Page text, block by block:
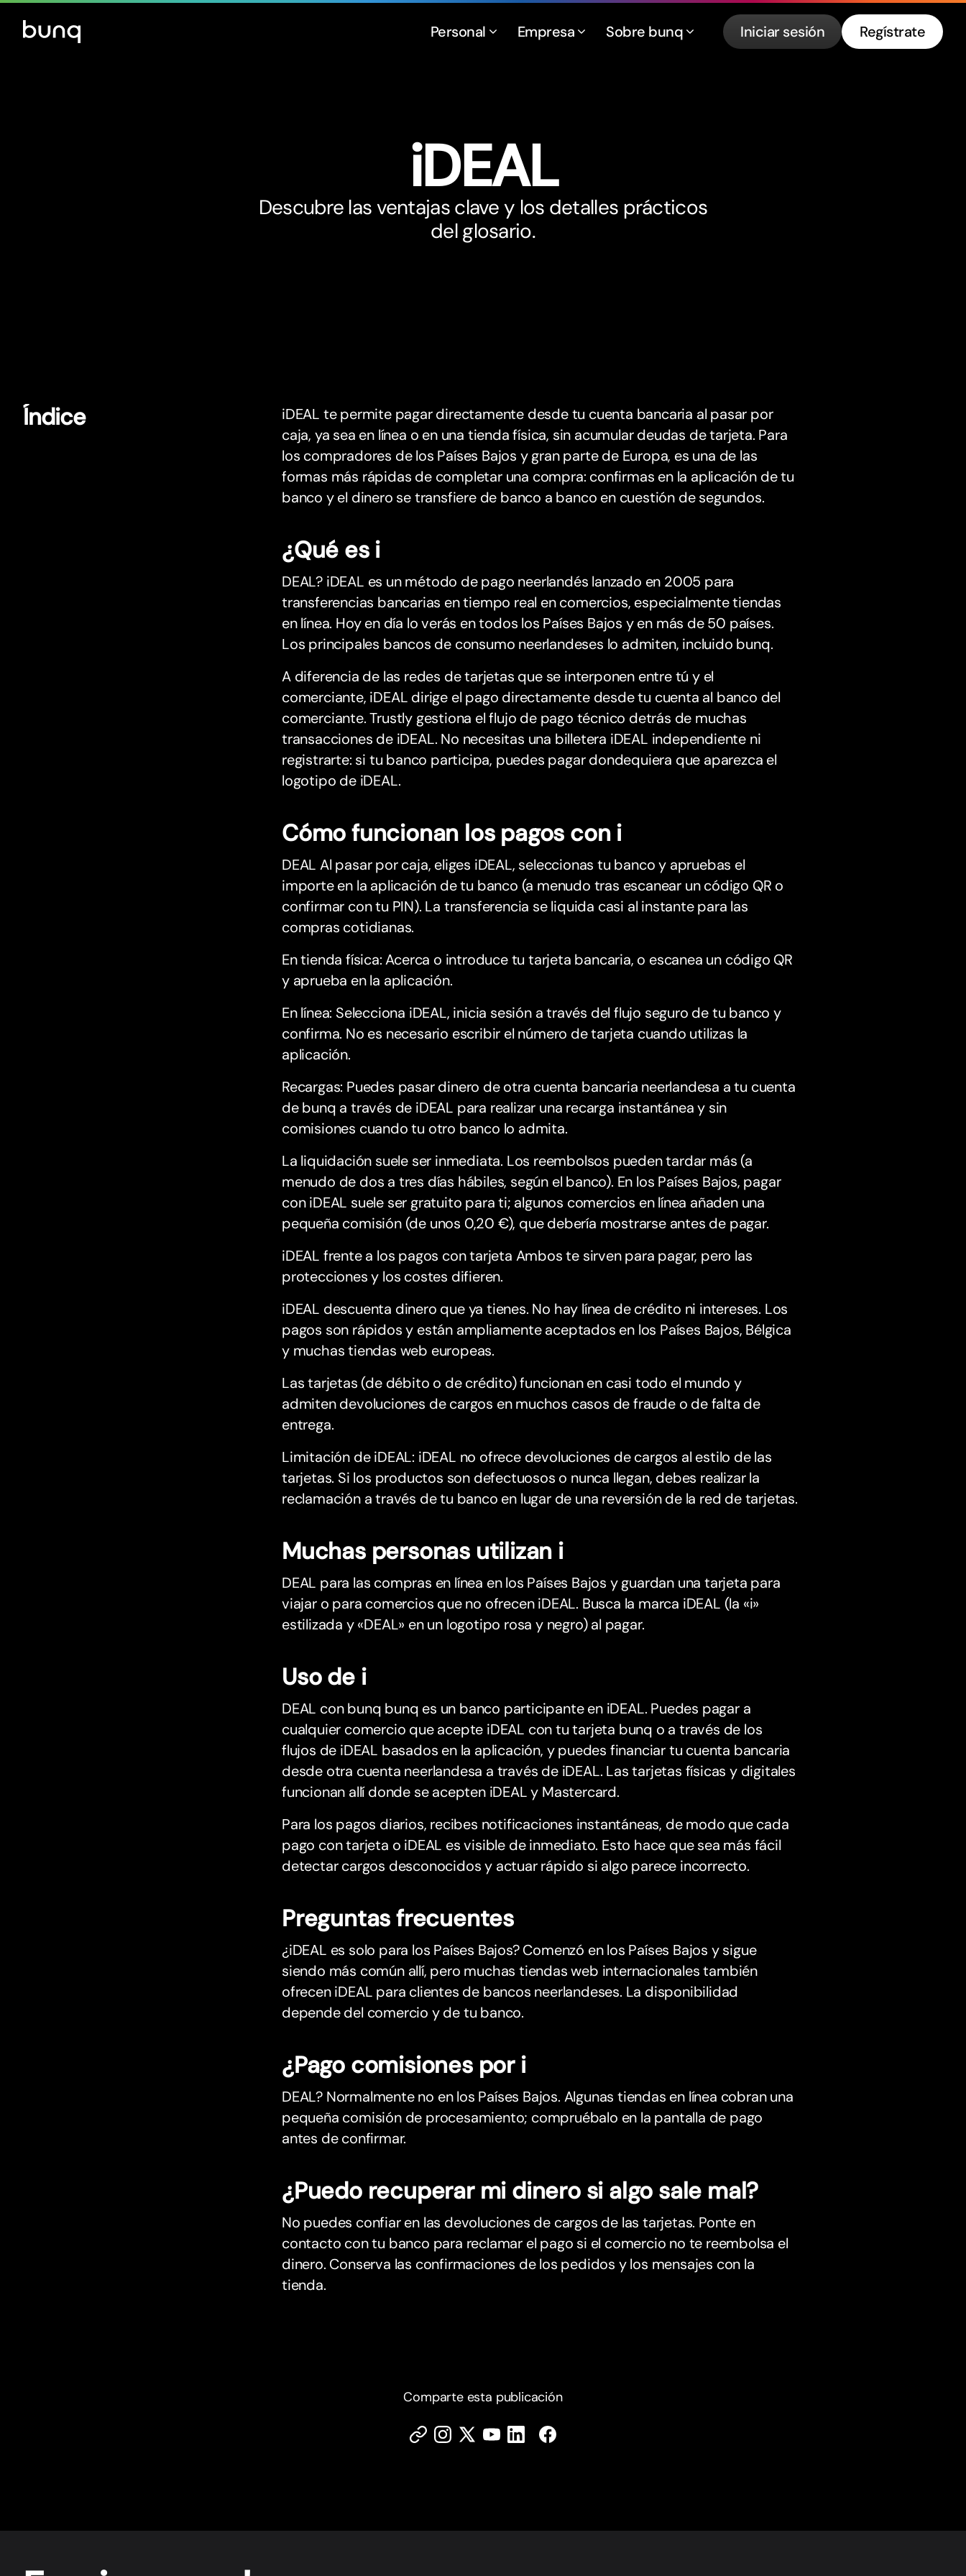
Personal Empresa Sobre bunq Iniciar sesión Regístrate
iDEAL
Descubre las ventajas clave y los detalles prácticos
del glosario.
Índice
iDEAL te permite pagar directamente desde tu cuenta bancaria al pasar por
caja, ya sea en línea o en una tienda física, sin acumular deudas de tarjeta. Para
los compradores de los Países Bajos y gran parte de Europa, es una de las
formas más rápidas de completar una compra: confirmas en la aplicación de tu
banco y el dinero se transfiere de banco a banco en cuestión de segundos.
¿Qué es i
DEAL? iDEAL es un método de pago neerlandés lanzado en 2005 para
transferencias bancarias en tiempo real en comercios, especialmente tiendas
en línea. Hoy en día lo verás en todos los Países Bajos y en más de 50 países.
Los principales bancos de consumo neerlandeses lo admiten, incluido bunq.
A diferencia de las redes de tarjetas que se interponen entre tú y el
comerciante, iDEAL dirige el pago directamente desde tu cuenta al banco del
comerciante. Trustly gestiona el flujo de pago técnico detrás de muchas
transacciones de iDEAL. No necesitas una billetera iDEAL independiente ni
registrarte: si tu banco participa, puedes pagar dondequiera que aparezca el
logotipo de iDEAL.
Cómo funcionan los pagos con i
DEAL Al pasar por caja, eliges iDEAL, seleccionas tu banco y apruebas el
importe en la aplicación de tu banco (a menudo tras escanear un código QR o
confirmar con tu PIN). La transferencia se liquida casi al instante para las
compras cotidianas.
En tienda física: Acerca o introduce tu tarjeta bancaria, o escanea un código QR
y aprueba en la aplicación.
En línea: Selecciona iDEAL, inicia sesión a través del flujo seguro de tu banco y
confirma. No es necesario escribir el número de tarjeta cuando utilizas la
aplicación.
Recargas: Puedes pasar dinero de otra cuenta bancaria neerlandesa a tu cuenta
de bunq a través de iDEAL para realizar una recarga instantánea y sin
comisiones cuando tu otro banco lo admita.
La liquidación suele ser inmediata. Los reembolsos pueden tardar más (a
menudo de dos a tres días hábiles, según el banco). En los Países Bajos, pagar
con iDEAL suele ser gratuito para ti; algunos comercios en línea añaden una
pequeña comisión (de unos 0,20 €), que debería mostrarse antes de pagar.
iDEAL frente a los pagos con tarjeta Ambos te sirven para pagar, pero las
protecciones y los costes difieren.
iDEAL descuenta dinero que ya tienes. No hay línea de crédito ni intereses. Los
pagos son rápidos y están ampliamente aceptados en los Países Bajos, Bélgica
y muchas tiendas web europeas.
Las tarjetas (de débito o de crédito) funcionan en casi todo el mundo y
admiten devoluciones de cargos en muchos casos de fraude o de falta de
entrega.
Limitación de iDEAL: iDEAL no ofrece devoluciones de cargos al estilo de las
tarjetas. Si los productos son defectuosos o nunca llegan, debes realizar la
reclamación a través de tu banco en lugar de una reversión de la red de tarjetas.
Muchas personas utilizan i
DEAL para las compras en línea en los Países Bajos y guardan una tarjeta para
viajar o para comercios que no ofrecen iDEAL. Busca la marca iDEAL (la «i»
estilizada y «DEAL» en un logotipo rosa y negro) al pagar.
Uso de i
DEAL con bunq bunq es un banco participante en iDEAL. Puedes pagar a
cualquier comercio que acepte iDEAL con tu tarjeta bunq o a través de los
flujos de iDEAL basados en la aplicación, y puedes financiar tu cuenta bancaria
desde otra cuenta neerlandesa a través de iDEAL. Las tarjetas físicas y digitales
funcionan allí donde se acepten iDEAL y Mastercard.
Para los pagos diarios, recibes notificaciones instantáneas, de modo que cada
pago con tarjeta o iDEAL es visible de inmediato. Esto hace que sea más fácil
detectar cargos desconocidos y actuar rápido si algo parece incorrecto.
Preguntas frecuentes
¿iDEAL es solo para los Países Bajos? Comenzó en los Países Bajos y sigue
siendo más común allí, pero muchas tiendas web internacionales también
ofrecen iDEAL para clientes de bancos neerlandeses. La disponibilidad
depende del comercio y de tu banco.
¿Pago comisiones por i
DEAL? Normalmente no en los Países Bajos. Algunas tiendas en línea cobran una
pequeña comisión de procesamiento; compruébalo en la pantalla de pago
antes de confirmar.
¿Puedo recuperar mi dinero si algo sale mal?
No puedes confiar en las devoluciones de cargos de las tarjetas. Ponte en
contacto con tu banco para reclamar el pago si el comercio no te reembolsa el
dinero. Conserva las confirmaciones de los pedidos y los mensajes con la
tienda.
Comparte esta publicación